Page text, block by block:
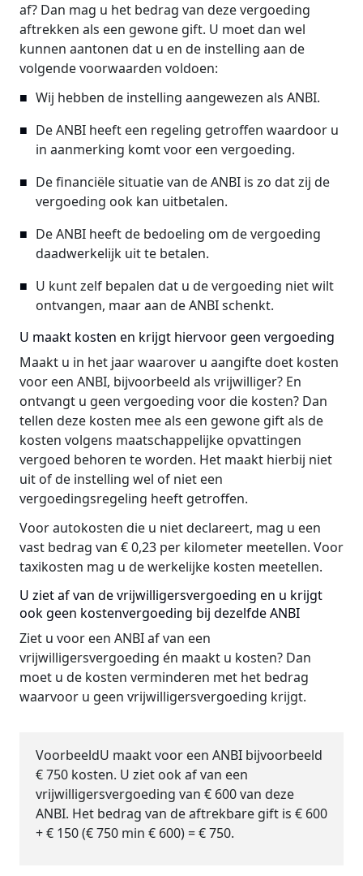
af? Dan mag u het bedrag van deze vergoeding
aftrekken als een gewone gift. U moet dan wel
kunnen aantonen dat u en de instelling aan de
volgende voorwaarden voldoen:
Wij hebben de instelling aangewezen als ANBI.
De ANBI heeft een regeling getroffen waardoor u
in aanmerking komt voor een vergoeding.
De financiële situatie van de ANBI is zo dat zij de
vergoeding ook kan uitbetalen.
De ANBI heeft de bedoeling om de vergoeding
daadwerkelijk uit te betalen.
U kunt zelf bepalen dat u de vergoeding niet wilt
ontvangen, maar aan de ANBI schenkt.
U maakt kosten en krijgt hiervoor geen vergoeding
Maakt u in het jaar waarover u aangifte doet kosten
voor een ANBI, bijvoorbeeld als vrijwilliger? En
ontvangt u geen vergoeding voor die kosten? Dan
tellen deze kosten mee als een gewone gift als de
kosten volgens maatschappelijke opvattingen
vergoed behoren te worden. Het maakt hierbij niet
uit of de instelling wel of niet een
vergoedingsregeling heeft getroffen.
Voor autokosten die u niet declareert, mag u een
vast bedrag van € 0,23 per kilometer meetellen. Voor
taxikosten mag u de werkelijke kosten meetellen.
U ziet af van de vrijwilligersvergoeding en u krijgt
ook geen kostenvergoeding bij dezelfde ANBI
Ziet u voor een ANBI af van een
vrijwilligersvergoeding én maakt u kosten? Dan
moet u de kosten verminderen met het bedrag
waarvoor u geen vrijwilligersvergoeding krijgt.
VoorbeeldU maakt voor een ANBI bijvoorbeeld
€ 750 kosten. U ziet ook af van een
vrijwilligersvergoeding van € 600 van deze
ANBI. Het bedrag van de aftrekbare gift is € 600
+ € 150 (€ 750 min € 600) = € 750.